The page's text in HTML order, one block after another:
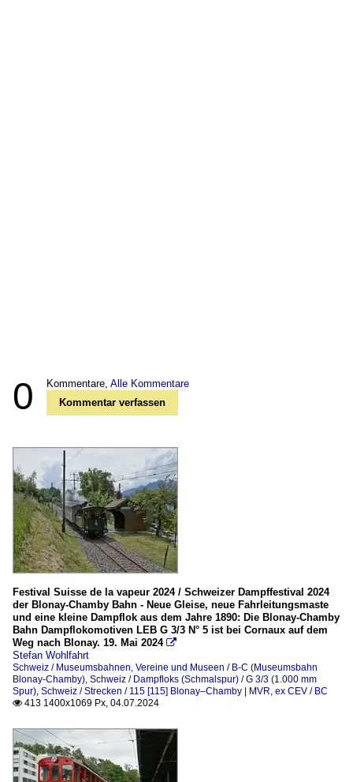
0 Kommentare, Alle Kommentare
Kommentar verfassen
Festival Suisse de la vapeur 2024 / Schweizer Dampffestival 2024
der Blonay-Chamby Bahn - Neue Gleise, neue Fahrleitungsmaste
und eine kleine Dampflok aus dem Jahre 1890: Die Blonay-Chamby
Bahn Dampflokomotiven LEB G 3/3 N° 5 ist bei Cornaux auf dem
Weg nach Blonay. 19. Mai 2024 
Stefan Wohlfahrt
Schweiz / Museumsbahnen, Vereine und Museen / B-C (Museumsbahn
Blonay-Chamby) Schweiz / Dampfloks (Schmalspur) / G 3/3 (1.000 mm
Spur) Schweiz / Strecken / 115 [115] Blonay–Chamby | MVR, ex CEV / BC
 413 1400x1069 Px, 04.07.2024